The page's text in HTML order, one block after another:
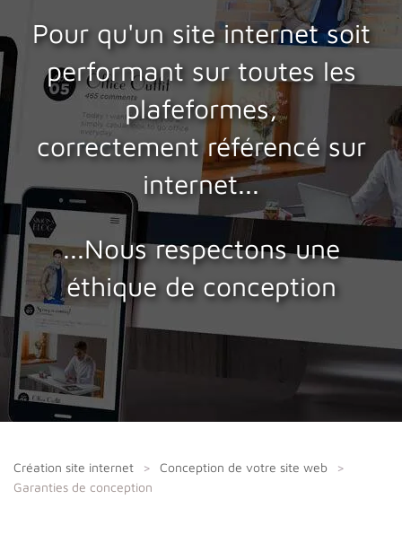
Pour qu'un site internet soit
performant sur toutes les
plafeformes,
correctement référencé sur
internet...
...Nous respectons une
éthique de conception
Création site internet
Conception de votre site web
Garanties de conception